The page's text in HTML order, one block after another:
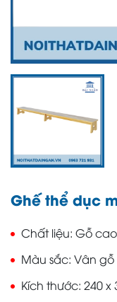
Ghế thể dục
Chất liệu Gỗ
Màu sắc Vân gỗ
Kích thước 240 x